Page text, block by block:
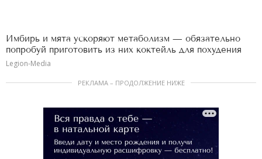
Имбирь и мята ускоряют метаболизм — обязательно
попробуй приготовить из них коктейль для похудения
Legion-Media
РЕКЛАМА – ПРОДОЛЖЕНИЕ НИЖЕ